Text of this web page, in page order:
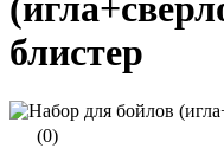
блистер
(0)